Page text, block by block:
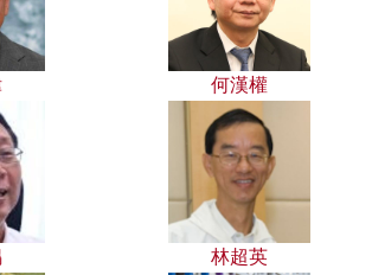
何漢權
林超英